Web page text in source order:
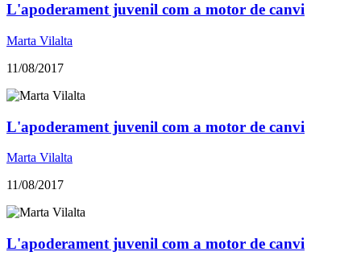
L'apoderament juvenil com a motor de canvi
Marta Vilalta
11/08/2017
L'apoderament juvenil com a motor de canvi
Marta Vilalta
11/08/2017
L'apoderament juvenil com a motor de canvi